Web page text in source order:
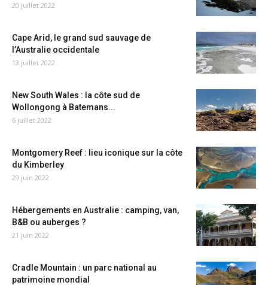
20 juillet 2022
Cape Arid, le grand sud sauvage de
l’Australie occidentale
13 juillet 2022
New South Wales : la côte sud de
Wollongong à Batemans...
6 juillet 2022
Montgomery Reef : lieu iconique sur la côte
du Kimberley
29 juin 2022
Hébergements en Australie : camping, van,
B&B ou auberges ?
21 juin 2022
Cradle Mountain : un parc national au
patrimoine mondial